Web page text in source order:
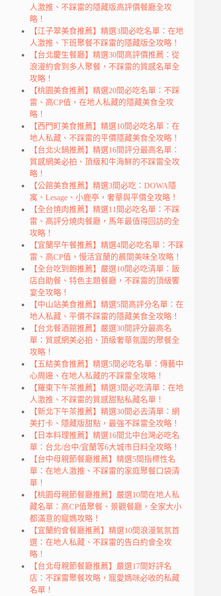
人激推、不踩雷的隱藏版高評價餐廳全攻
略！
【江子翠美食推薦】精選3間必吃名單：在地
人激推、下班聚餐不踩雷的隱藏版全攻略！
【台北慶生餐廳】精選30間高評價推薦：從
浪漫約會到多人聚餐，不踩雷的質感名單全
攻略！
【桃園美食推薦】精選20間必吃名單：不踩
雷、高CP值，在地人私藏的隱藏美食全攻
略！
【西門町美食推薦】精選10間必吃名單：在
地人私藏、不踩雷的平價隱藏美食全攻略！
【台北火鍋推薦】精選16間評分最高名單：
質感網美必拍、頂級和牛海鮮的不踩雷全攻
略！
【公館美食推薦】精選3間必吃：DOWA隱
寓、Lesage、小鹿亭，奢華與平價全攻略！
【全台燒肉推薦】精選11間必吃名單：不踩
雷、高評分燒肉餐廳，馬年最值得回訪的全
攻略！
【宜蘭早午餐推薦】精選4間必吃名單：不踩
雷、高CP值，慢活宜蘭的晨間美味全攻略！
【全台吃到飽推薦】嚴選10間必吃清單：飯
店自助餐、特色主題餐廳，不踩雷的頂級饗
宴全攻略！
【中山站美食推薦】精選5間高評分名單：在
地人私藏、平價不踩雷的隱藏美食全攻略！
【台北餐酒館推薦】嚴選30間評分最高名
單：質感網美必拍、頂級奢華氛圍的聚餐全
攻略！
【五結美食推薦】精選5間必吃名單：傳藝中
心周邊、在地人私藏的不踩雷全攻略！
【羅東下午茶推薦】精選3間必吃清單：在地
人激推、不踩雷的質感甜點私藏名單！
【新北下午茶推薦】精選30間必去清單：網
美打卡、隱藏版甜點，最強不踩雷全攻略！
【日本料理推薦】精選16間北中台灣必吃名
單：台北/台中/宜蘭等6大城市日料全攻略！
【台中母親節餐廳推薦】精選5間指標性名
單：在地人激推、不踩雷的家庭聚餐口袋清
單！
【桃園母親節餐廳推薦】嚴選10間在地人私
藏名單：高CP值聚餐、景觀餐廳，全家大小
都滿意的寵媽攻略！
【宜蘭約會餐廳推薦】精選10間浪漫氣氛首
選：在地人私藏、不踩雷的告白約會全攻
略！
【台北母親節餐廳推薦】嚴選17間好評名
店：不踩雷聚餐攻略，寵愛媽咪必收的私藏
名單！